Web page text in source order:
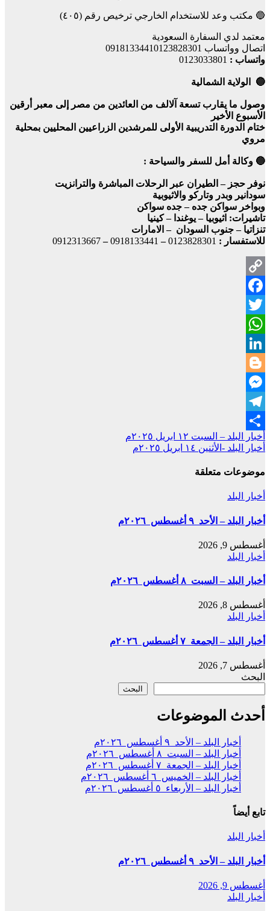
🔵 مكتب وعد للاستخدام الخارجي ترخيص رقم (٤٠٥)
معتمد لدي السفارة السعودية
اتصال وواتساب 09181334410123828301
واتساب : 0123033801
🔵 الولاية الشمالية
وصول ما يقارب تسعة آلالف من العائدين من مصر إلى معبر أرقين
الأسبوع الأخير
ختام الدورة التدريبية الأولى للمرشدين الزراعيين المحليين بمحلية
مروي
🔵 وكالة أمل للسفر والسياحة :
نوفر حجز – الطيران عبر الرحلات المباشرة والترانزيت
سودانير وبدر وتاركو والاثيوبية
وبواخر سواكن جده – جده سواكن
تاشيرات: اثيوبيا – يوغندا – كينيا
تنزاتيا – جنوب السودان – الامارات
للاستفسار : 0123828301
–
0918133441
–
0912313667
Copy
Link
Facebook
Twitter
WhatsApp
LinkedIn
Blogger
Messenger
Telegram
Share
تصفّح
المقالات
أخبار البلد – السبت ١٢ ابريل ٢٠٢٥م
أخبار البلد -الأثنين ١٤ ابريل ٢٠٢٥م
موضوعات متعلقة
أخبار البلد
أخبار البلد – الأحد ٩ أغسطس ٢٠٢٦م
أغسطس 9, 2026
أخبار البلد
أخبار البلد – السبت ٨ أغسطس ٢٠٢٦م
أغسطس 8, 2026
أخبار البلد
أخبار البلد – الجمعة ٧ أغسطس ٢٠٢٦م
أغسطس 7, 2026
البحث
البحث
أحدث الموضوعات
أخبار البلد – الأحد ٩ أغسطس ٢٠٢٦م
أخبار البلد – السبت ٨ أغسطس ٢٠٢٦م
أخبار البلد – الجمعة ٧ أغسطس ٢٠٢٦م
أخبار البلد – الخميس ٦ أغسطس ٢٠٢٦م
أخبار البلد – الأربعاء ٥ أغسطس ٢٠٢٦م
تابع أيضاً
أخبار البلد
أخبار البلد – الأحد ٩ أغسطس ٢٠٢٦م
أغسطس 9, 2026
أخبار البلد